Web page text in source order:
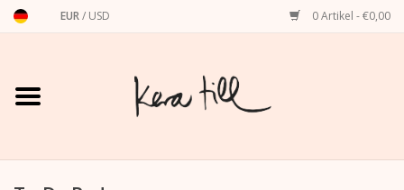
EUR/ USD 0 Artikel - €0,00
Startseite